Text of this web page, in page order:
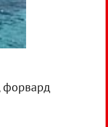
форвард